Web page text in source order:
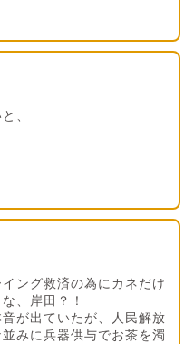
、
ング救済の為にカネだけ
、岸田？！
が出ていたが、人民解放
みに兵器供与でお茶を濁